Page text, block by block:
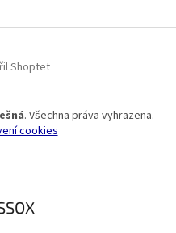
Shoptet
. Všechna práva vyhrazena.
cookies